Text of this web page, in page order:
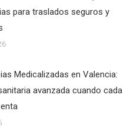
para traslados seguros y
Medicalizadas en Valencia:
avanzada cuando cada